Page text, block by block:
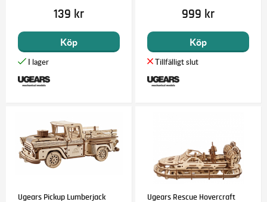
139 kr
Köp
999 kr
Köp
Ugears Pickup Lumberjack Ugears Rescue Hovercraft